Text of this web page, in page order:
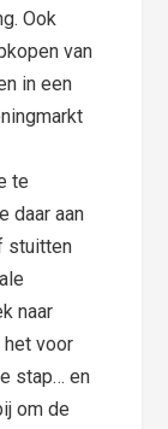
Ook
van
in een
te
daar aan
stuitten
naar
het voor
stap… en
om de